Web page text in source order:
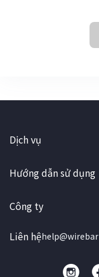
Dịch vụ
Hướng dẫn sử dụng
Công ty
Liên hệ